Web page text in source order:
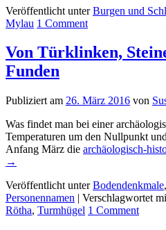
Veröffentlicht unter Burgen und
Mylau 1 Comment
Von Türklinken,
Funden
Publiziert am 26. März 2016 von
Was findet man bei einer
Temperaturen um den Nullpunkt
Anfang März die archäologisch-
→
Veröffentlicht unter Bodendenkmale,
Personennamen | Verschlagwortet
Rötha, Turmhügel 1 Comment